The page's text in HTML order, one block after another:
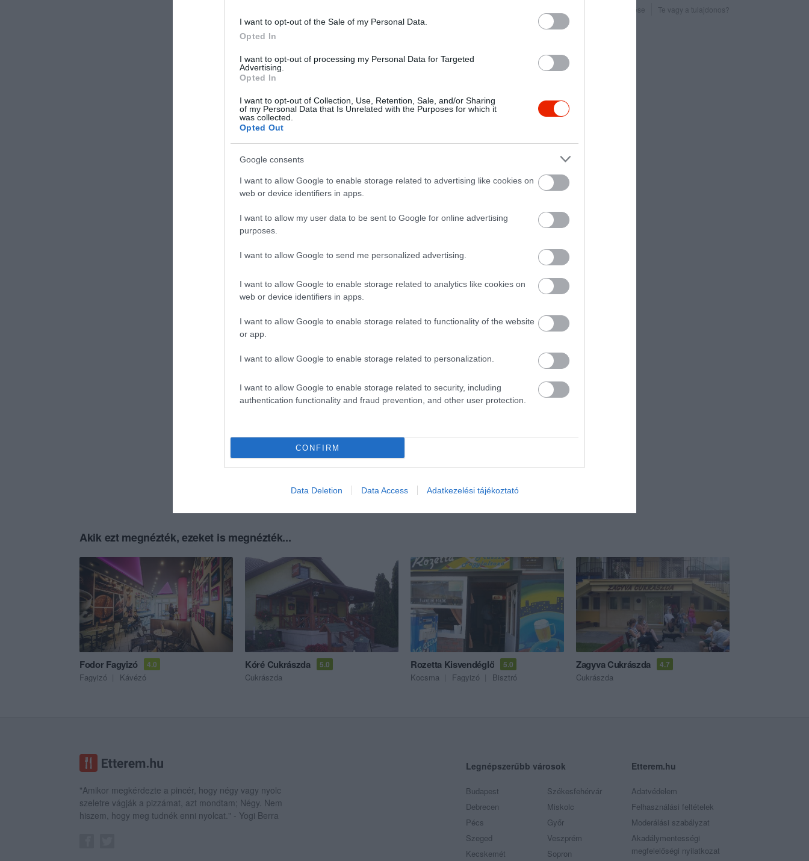
I want to opt-out of the Sale of my Personal Data.
Opted In
I want to opt-out of processing my Personal Data for Targeted
Advertising.
Opted In
I want to opt-out of Collection, Use, Retention, Sale, and/or Sharing
of my Personal Data that Is Unrelated with the Purposes for which it
was collected.
Opted Out
Google consents
I want to allow Google to enable storage related to advertising like cookies on
web or device identifiers in apps.
I want to allow my user data to be sent to Google for online advertising
purposes.
I want to allow Google to send me personalized advertising.
I want to allow Google to enable storage related to analytics like cookies on
web or device identifiers in apps.
I want to allow Google to enable storage related to functionality of the website
or app.
I want to allow Google to enable storage related to personalization.
I want to allow Google to enable storage related to security, including
authentication functionality and fraud prevention, and other user protection.
CONFIRM
Data Deletion Data Access Adatkezelési tájékoztató
Probléma jelentése Te vagy a tulajdonos?
Akik ezt megnézték, ezeket is megnézték...
Fodor Fagyizó 4.0
Fagyizó Kávézó
Kóré Cukrászda 5.0
Cukrászda
Rozetta Kisvendéglő 5.0
Kocsma Fagyizó Bisztró
Zagyva Cukrászda 4.7
Cukrászda
"Amikor megkérdezte a pincér, hogy négy vagy nyolc
szeletre vágják a pizzámat, azt mondtam; Négy. Nem
hiszem, hogy meg tudnék enni nyolcat." - Yogi Berra
Legnépszerűbb városok
Budapest
Debrecen
Pécs
Szeged
Kecskemét
Székesfehérvár
Miskolc
Győr
Veszprém
Sopron
Etterem.hu
Adatvédelem
Felhasználási feltételek
Moderálási szabályzat
Akadálymentességi
megfelelőségi nyilatkozat